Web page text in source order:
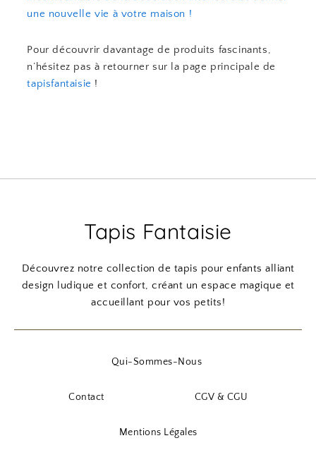
une nouvelle vie à votre maison !
Pour découvrir davantage de produits fascinants,
n’hésitez pas à retourner sur la page principale de
tapisfantaisie !
Tapis Fantaisie
Découvrez notre collection de tapis pour enfants alliant
design ludique et confort, créant un espace magique et
accueillant pour vos petits!
Qui-Sommes-Nous
Contact CGV & CGU
Mentions Légales